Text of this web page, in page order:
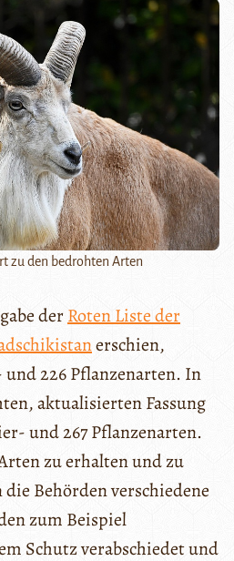
zu den bedrohten Arten
derRoten Liste der
erschien,
und 226 Pflanzenarten. In
aktualisierten Fassung
und 267 Pflanzenarten.
zu erhalten und zu
Behörden verschiedene
zum Beispiel
Schutz verabschiedet und